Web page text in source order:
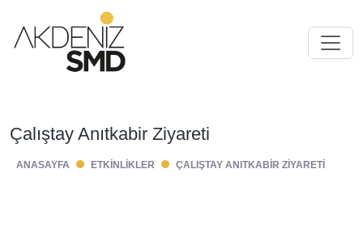
Çalıştay Anıtkabir Ziyareti
ANASAYFA ETKINLIKLER ÇALIŞTAY ANITKABIR ZIYARETI